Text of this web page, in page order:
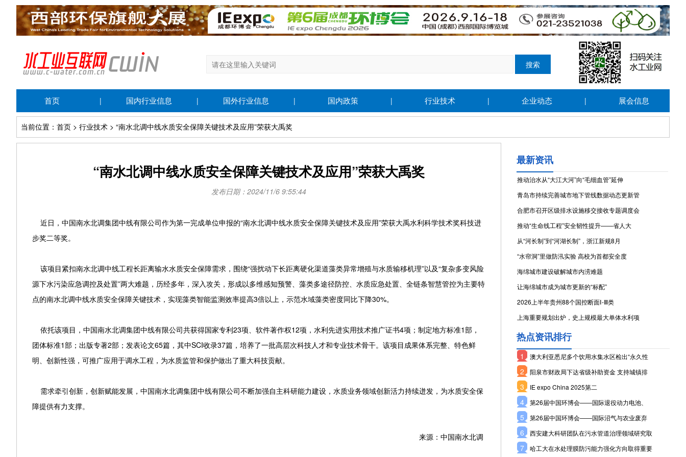
首页 | 国内行业信息 | 国外行业信息 | 国内政策 | 行业技术 | 企业动态 | 展会信息
当前位置：首页 > 行业技术 > “南水北调中线水质安全保障关键技术及应用”荣获大禹奖
“南水北调中线水质安全保障关键技术及应用”荣获大禹奖
发布日期：2024/11/6 9:55:44
近日，中国南水北调集团中线有限公司作为第一完成单位申报的“南水北调中线水质安全保障关键技术及应用”荣获大禹水利科学技术奖科技进
步奖二等奖。
该项目紧扣南水北调中线工程长距离输水水质安全保障需求，围绕“强扰动下长距离硬化渠道藻类异常增殖与水质输移机理”以及“复杂多变风险
源下水污染应急调控及处置”两大难题，历经多年，深入攻关，形成以多维感知预警、藻类多途径防控、水质应急处置、全链条智慧管控为主要特
点的南水北调中线水质安全保障关键技术，实现藻类智能监测效率提高3倍以上，示范水域藻类密度同比下降30%。
依托该项目，中国南水北调集团中线有限公司共获得国家专利23项、软件著作权12项，水利先进实用技术推广证书4项；制定地方标准1部，
团体标准1部；出版专著2部；发表论文65篇，其中SCI收录37篇，培养了一批高层次科技人才和专业技术骨干。该项目成果体系完整、特色鲜
明、创新性强，可推广应用于调水工程，为水质监管和保护做出了重大科技贡献。
需求牵引创新，创新赋能发展，中国南水北调集团中线有限公司不断加强自主科研能力建设，水质业务领域创新活力持续迸发，为水质安全保
障提供有力支撑。
来源：中国南水北调
最新资讯
推动治水从“大江大河”向“毛细血管”延伸
青岛市持续完善城市地下管线数据动态更新管
合肥市召开区级排水设施移交接收专题调度会
推动“生命线工程”安全韧性提升——省人大
从“河长制”到“河湖长制”，浙江新规8月
“水帘洞”里做防汛实验 高校为首都安全度
海绵城市建设破解城市内涝难题
让海绵城市成为城市更新的“标配”
2026上半年贵州88个国控断面Ⅰ-Ⅲ类
上海重要规划出炉，史上规模最大单体水利项
热点资讯排行
1 澳大利亚悉尼多个饮用水集水区检出“永久性
2 阳泉市财政局下达省级补助资金 支持城镇排
3 IE expo China 2025第二
4 第26届中国环博会——国际退役动力电池、
5 第26届中国环博会——国际沼气与农业废弃
6 西安建大科研团队在污水管道治理领域研究取
7 哈工大在水处理膜防污能力强化方向取得重要